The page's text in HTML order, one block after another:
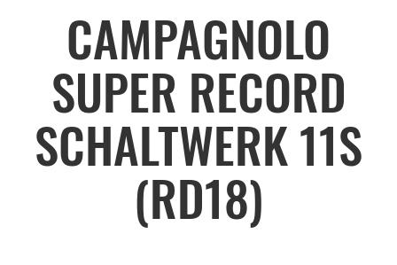
CAMPAGNOLO
SUPER RECORD
SCHALTWERK 11S
(RD18)